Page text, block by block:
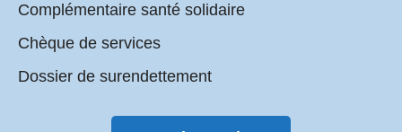
Complémentaire santé solidaire
Chèque de services
Dossier de surendettement